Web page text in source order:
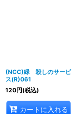
(NCC)緑 殺しのサービ
ス(R)061
120円(税込)
カートに入れる